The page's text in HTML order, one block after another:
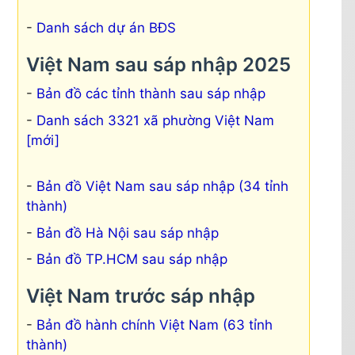
Danh sách dự án BĐS
Việt Nam sau sáp nhập 2025
Bản đồ các tỉnh thành sau sáp nhập
Danh sách 3321 xã phường Việt Nam
[mới]
Bản đồ Việt Nam sau sáp nhập (34 tỉnh
thành)
Bản đồ Hà Nội sau sáp nhập
Bản đồ TP.HCM sau sáp nhập
Việt Nam trước sáp nhập
Bản đồ hành chính Việt Nam (63 tỉnh
thành)